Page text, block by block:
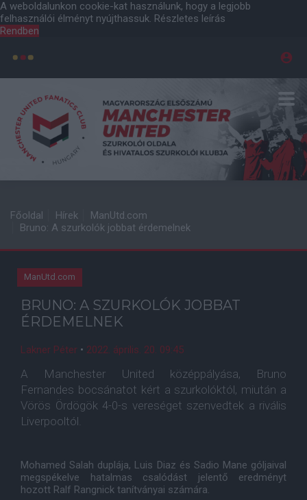
A weboldalunkon cookie-kat használunk, hogy a legjobb
felhasználói élményt nyújthassuk. Részletes leírás
Rendben
Főoldal Hírek
ManUtd.com
Bruno: A szurkolók jobbat érdemelnek
ManUtd.com
BRUNO: A SZURKOLÓK JOBBAT
ÉRDEMELNEK
Lakner Péter • 2022. április. 20. 09:45
A Manchester United középpályása, Bruno
Fernandes bocsánatot kért a szurkolóktól, miután a
Vörös Ördögök 4-0-s vereséget szenvedtek a rivális
Liverpooltól.
Mohamed Salah duplája, Luis Diaz és Sadio Mane góljaival
megspékelve hatalmas csalódást jelentő eredményt
hozott Ralf Rangnick tanítványai számára.